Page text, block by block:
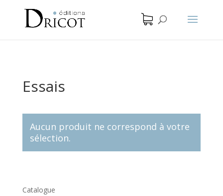
Essais
Aucun produit ne correspond à votre
sélection.
Catalogue